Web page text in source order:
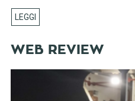
WEB REVIEW